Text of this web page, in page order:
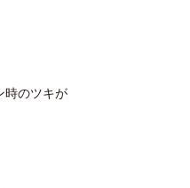
時のツキが